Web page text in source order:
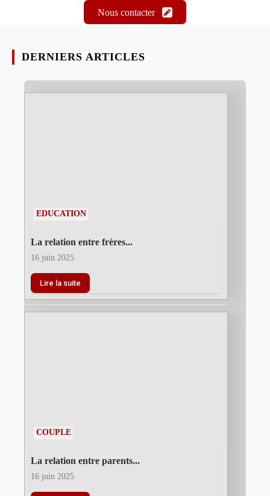
Nous contacter
DERNIERS ARTICLES
EDUCATION
La relation entre frères...
16 juin 2025
Lire la suite
COUPLE
La relation entre parents...
16 juin 2025